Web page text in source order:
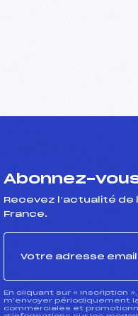
Abonnez-
Recevez l’actualité de
France.
En cliquant sur « inscription
m’envoyer périodiquement
commerciales et